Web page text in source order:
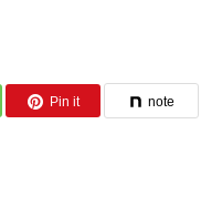
Pin it note